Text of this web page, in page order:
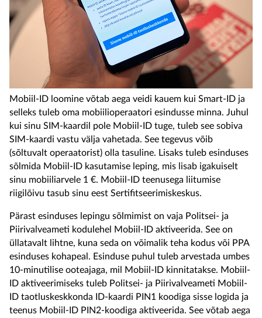
Mobiil-ID loomine võtab aega veidi kauem kui Smart-ID ja
selleks tuleb oma mobiilioperaatori esindusse minna. Juhul
kui sinu SIM-kaardil pole Mobiil-ID tuge, tuleb see sobiva
SIM-kaardi vastu välja vahetada. See tegevus võib
(sõltuvalt operaatorist) olla tasuline. Lisaks tuleb esinduses
sõlmida Mobiil-ID kasutamise leping, mis lisab igakuiselt
sinu mobiiliarvele 1 €. Mobiil-ID teenusega liitumise
riigilõivu tasub sinu eest Sertifitseerimiskeskus.
Pärast esinduses lepingu sõlmimist on vaja Politsei- ja
Piirivalveameti kodulehel Mobiil-ID aktiveerida. See on
üllatavalt lihtne, kuna seda on võimalik teha kodus või PPA
esinduses kohapeal. Esinduse puhul tuleb arvestada umbes
10-minutilise ooteajaga, mil Mobiil-ID kinnitatakse. Mobiil-
ID aktiveerimiseks tuleb Politsei- ja Piirivalveameti Mobiil-
ID taotluskeskkonda ID-kaardi PIN1 koodiga sisse logida ja
teenus Mobiil-ID PIN2-koodiga aktiveerida. See võtab aega